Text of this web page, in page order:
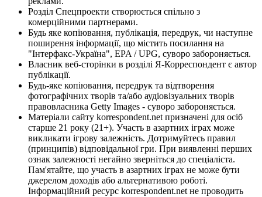
Розділ Спецпроекти створюється спільно з
комерційними партнерами.
Будь яке копіювання, публікація, передрук, чи наступне
поширення інформації, що містить посилання на
"Інтерфакс-Україна", EPA / UPG, суворо забороняється.
Власник веб-сторінки в розділі Я-Корреспондент є автор
публікації.
Будь-яке копіювання, передрук та відтворення
фотографічних творів та/або аудіовізуальних творів
правовласника Getty Images - суворо забороняється.
Матеріали сайту korrespondent.net призначені для осіб
старше 21 року (21+). Участь в азартних іграх може
викликати ігрову залежність. Дотримуйтесь правил
(принципів) відповідальної гри. При виявленні перших
ознак залежності негайно зверніться до спеціаліста.
Пам'ятайте, що участь в азартних іграх не може бути
джерелом доходів або альтернативою роботі.
Інформаційний ресурс korrespondent.net не проводить